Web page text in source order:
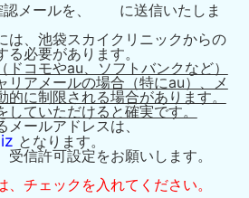
認メールを、
に送信いたしま
は、池袋スカイクリニックからの
る必要があります。
ドコモやau、ソフトバンクなど）
リアメールの場合（特にau）、メ
的に制限される場合があります。
していただけると確実です。
メールアドレスは、
となります。
受信許可設定をお願いします。
、チェックを入れてください。